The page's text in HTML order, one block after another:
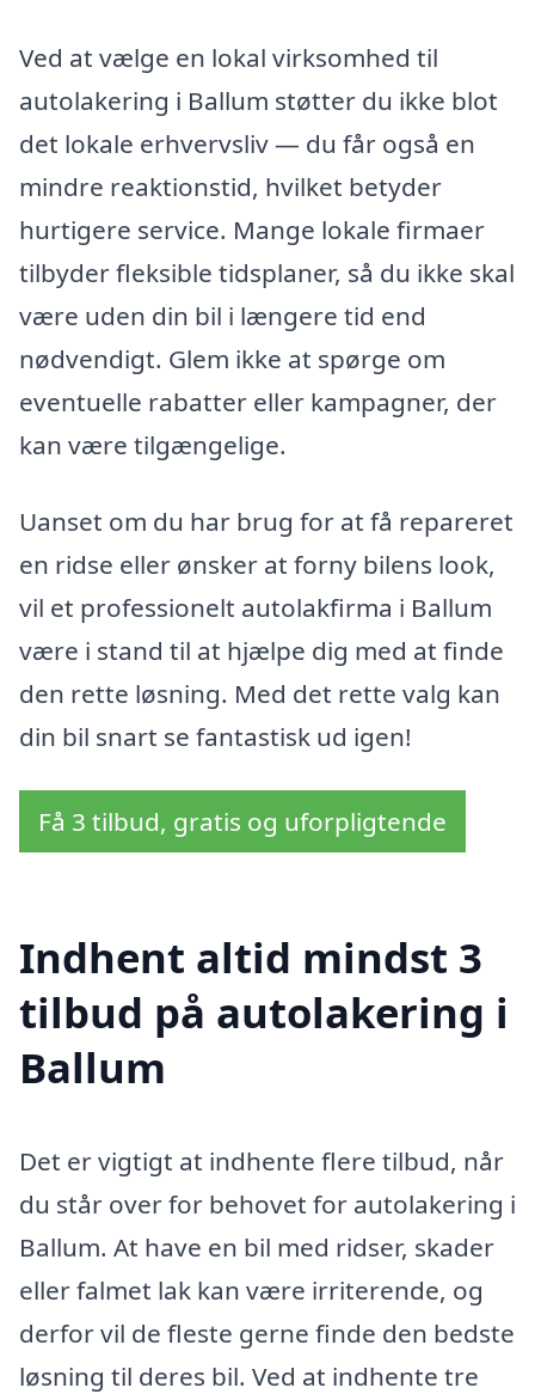
Ved at vælge en lokal virksomhed til
autolakering i Ballum støtter du ikke blot
det lokale erhvervsliv — du får også en
mindre reaktionstid, hvilket betyder
hurtigere service. Mange lokale firmaer
tilbyder fleksible tidsplaner, så du ikke skal
være uden din bil i længere tid end
nødvendigt. Glem ikke at spørge om
eventuelle rabatter eller kampagner, der
kan være tilgængelige.
Uanset om du har brug for at få repareret
en ridse eller ønsker at forny bilens look,
vil et professionelt autolakfirma i Ballum
være i stand til at hjælpe dig med at finde
den rette løsning. Med det rette valg kan
din bil snart se fantastisk ud igen!
Få 3 tilbud, gratis og uforpligtende
Indhent altid mindst 3
tilbud på autolakering i
Ballum
Det er vigtigt at indhente flere tilbud, når
du står over for behovet for autolakering i
Ballum. At have en bil med ridser, skader
eller falmet lak kan være irriterende, og
derfor vil de fleste gerne finde den bedste
løsning til deres bil. Ved at indhente tre